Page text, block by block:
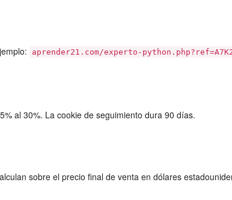
aprender21.com/experto-
al 30%. La cookie de seguimiento dura 90 días.
sobre el precio final de venta en dólares